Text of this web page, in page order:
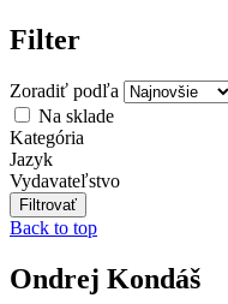
Filter
Zoradiť podľa
Na sklade
Kategória
Jazyk
Vydavateľstvo
Back to top
Ondrej Kondáš